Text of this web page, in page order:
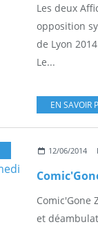
Les deux
opposition
de Lyon 2014
Le...
EN SAVOIR
COMICS,BD,
12/06/2014
Comic'Gone
et